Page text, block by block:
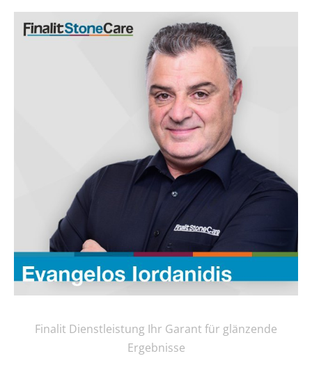
Finalit Dienstleistung Ihr Garant für glänzende
Ergebnisse